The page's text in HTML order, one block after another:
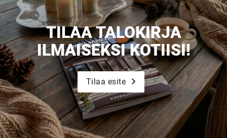
TILAA TALOKIRJA
ILMAISEKSI KOTIISI!
Tilaa esite